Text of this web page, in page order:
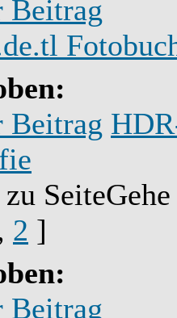
2 ]